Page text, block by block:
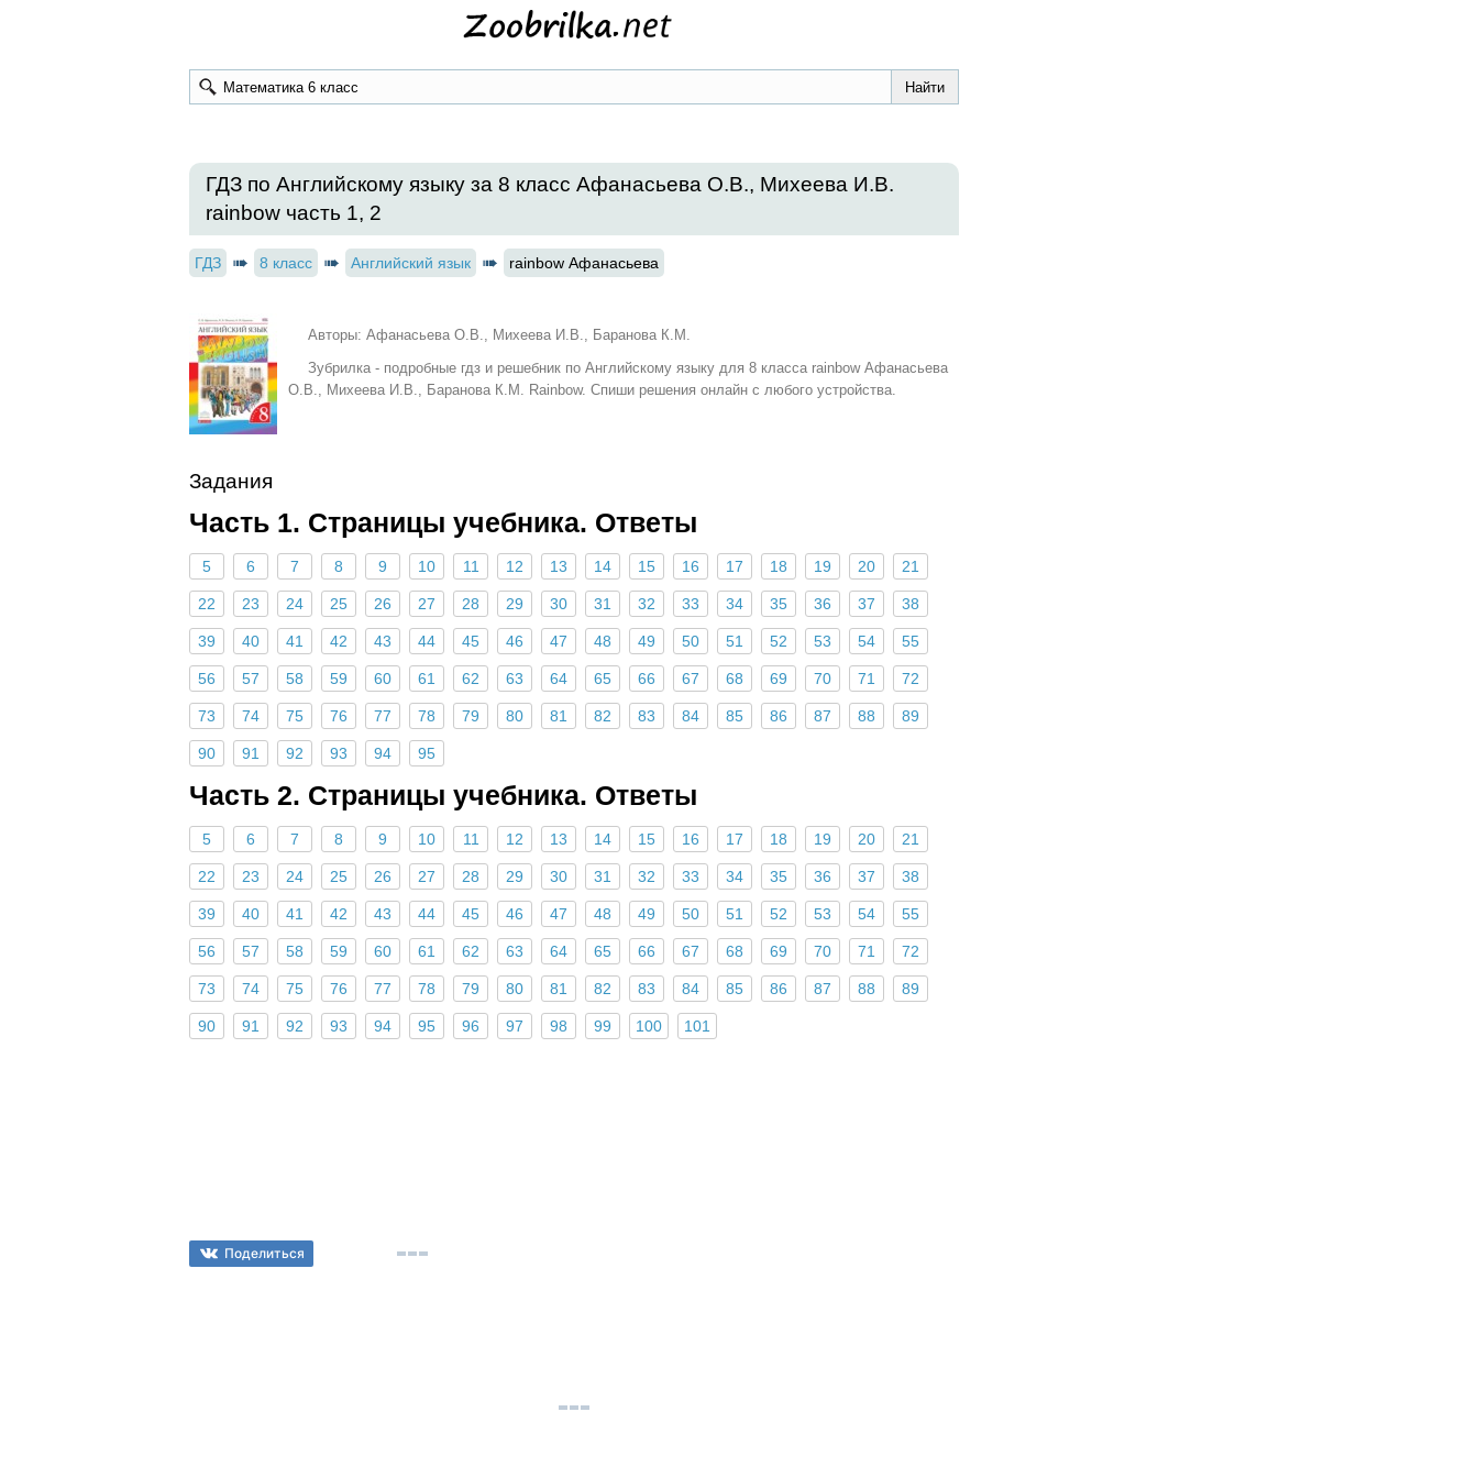
ГДЗ по Английскому языку за 8 класс Афанасьева О.В., Михеева И.В.
rainbow часть 1, 2
ГДЗ 8 класс Английский язык rainbow Афанасьева
Авторы: Афанасьева О.В., Михеева И.В., Баранова К.М.
Зубрилка - подробные гдз и решебник по Английскому языку для 8 класса rainbow Афанасьева
О.В., Михеева И.В., Баранова К.М. Rainbow. Спиши решения онлайн с любого устройства.
Задания
Часть 1. Страницы учебника. Ответы
5 6 7 8 9 10 11 12 13 14 15 16 17 18 19 20 21
22 23 24 25 26 27 28 29 30 31 32 33 34 35 36 37 38
39 40 41 42 43 44 45 46 47 48 49 50 51 52 53 54 55
56 57 58 59 60 61 62 63 64 65 66 67 68 69 70 71 72
73 74 75 76 77 78 79 80 81 82 83 84 85 86 87 88 89
90 91 92 93 94 95
Часть 2. Страницы учебника. Ответы
5 6 7 8 9 10 11 12 13 14 15 16 17 18 19 20 21
22 23 24 25 26 27 28 29 30 31 32 33 34 35 36 37 38
39 40 41 42 43 44 45 46 47 48 49 50 51 52 53 54 55
56 57 58 59 60 61 62 63 64 65 66 67 68 69 70 71 72
73 74 75 76 77 78 79 80 81 82 83 84 85 86 87 88 89
90 91 92 93 94 95 96 97 98 99 100 101
Поделиться